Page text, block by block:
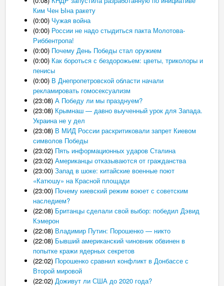
Ким Чен Ына ракету
(0:00) Чужая война
(0:00) России не надо стыдиться пакта Молотова-
Риббентропа!
(0:00) Почему День Победы стал оружием
(0:00) Как бороться с бездорожьем: цветы, триколоры и
пенисы
(0:00) В Днепропетровской области начали
рекламировать гомосексуализм
(23:08) А Победу ли мы празднуем?
(23:08) Крымнаш — давно выученный урок для Запада.
Украина не у дел
(23:08) В МИД России раскритиковали запрет Киевом
символов Победы
(23:02) Пять информационных ударов Сталина
(23:02) Американцы отказываются от гражданства
(23:00) Запад в шоке: китайские военные поют
«Катюшу» на Красной площади
(23:00) Почему киевский режим воюет с советским
наследием?
(22:08) Британцы сделали свой выбор: победил Дэвид
Кэмерон
(22:08) Владимир Путин: Порошенко — никто
(22:08) Бывший американский чиновник обвинен в
попытке кражи ядерных секретов
(22:02) Порошенко сравнил конфликт в Донбассе с
Второй мировой
(22:02) Доживут ли США до 2020 года?